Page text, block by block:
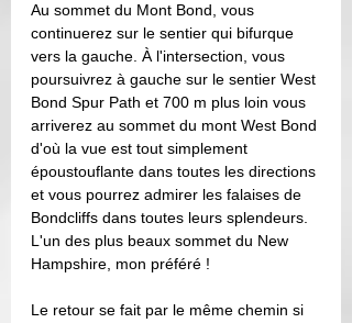
Au sommet du Mont Bond, vous
continuerez sur le sentier qui bifurque
vers la gauche. À l'intersection, vous
poursuivrez à gauche sur le sentier West
Bond Spur Path et 700 m plus loin vous
arriverez au sommet du mont West Bond
d'où la vue est tout simplement
époustouflante dans toutes les directions
et vous pourrez admirer les falaises de
Bondcliffs dans toutes leurs splendeurs.
L'un des plus beaux sommet du New
Hampshire, mon préféré !
Le retour se fait par le même chemin si